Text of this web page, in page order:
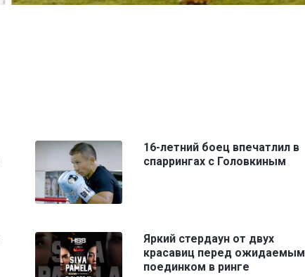
16-летний боец впечатлил в
спаррингах с Головкиным
Яркий стердаун от двух
красавиц перед ожидаемым
поединком в ринге